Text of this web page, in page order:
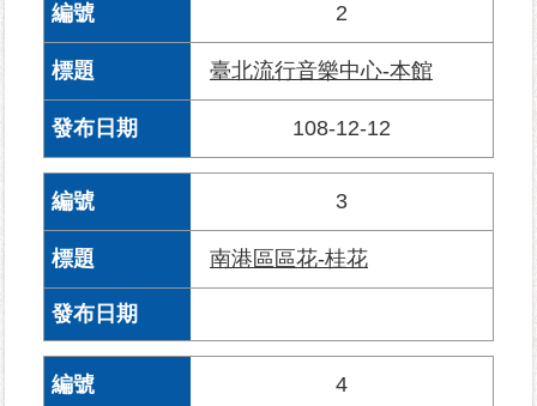
鄰
里
資
訊
網
路
資
源
防
救
災
2
臺北流行音樂中心-本館
108-12-12
3
南港區區花-桂花
4